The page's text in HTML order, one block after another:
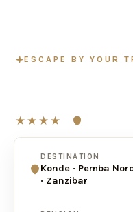
ESCAPE BY YOUR
★★★★
DESTINATION
Konde · Pemba
· Zanzibar